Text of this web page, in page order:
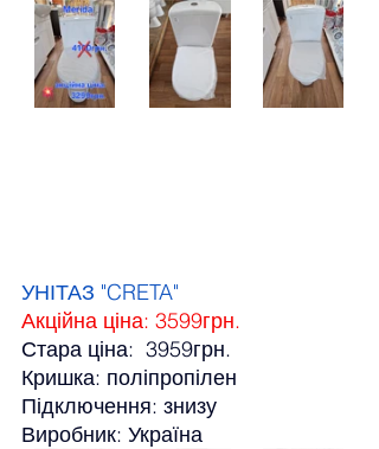
УНІТАЗ "CRETA"
Акційна ціна: 3599грн.
Стара ціна:  3959грн.
Кришка: поліпропілен
Підключення: знизу
Виробник: Україна